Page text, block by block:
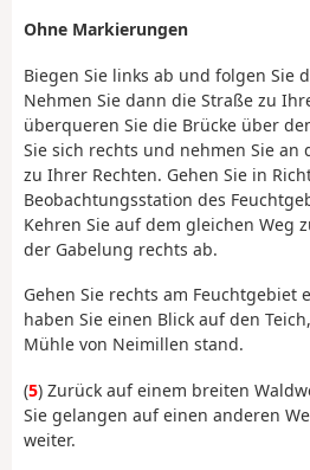
Ohne Markierungen
Biegen Sie links ab und folgen Sie
Nehmen Sie dann die Straße zu
überqueren Sie die Brücke über
Sie sich rechts und nehmen Sie an
zu Ihrer Rechten. Gehen Sie in
Beobachtungsstation des
Kehren Sie auf dem gleichen Weg
der Gabelung rechts ab.
Gehen Sie rechts am Feuchtgebiet
haben Sie einen Blick auf den
Mühle von Neimillen stand.
(5) Zurück auf einem breiten
Sie gelangen auf einen anderen
weiter.